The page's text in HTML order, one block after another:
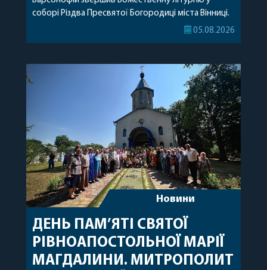
соборі Різдва Пресвятої Богородиці міста Вінниці.
Його Високопреосвященству співслужили
священному сані. Під час богослужіння підносилися
особливі молитви за мир в Україні, за воїнів, які
05.08.2026
Новини
ДЕНЬ ПАМ’ЯТІ СВЯТОЇ
РІВНОАПОСТОЛЬНОЇ МАРІЇ
МАГДАЛИНИ. МИТРОПОЛИТ